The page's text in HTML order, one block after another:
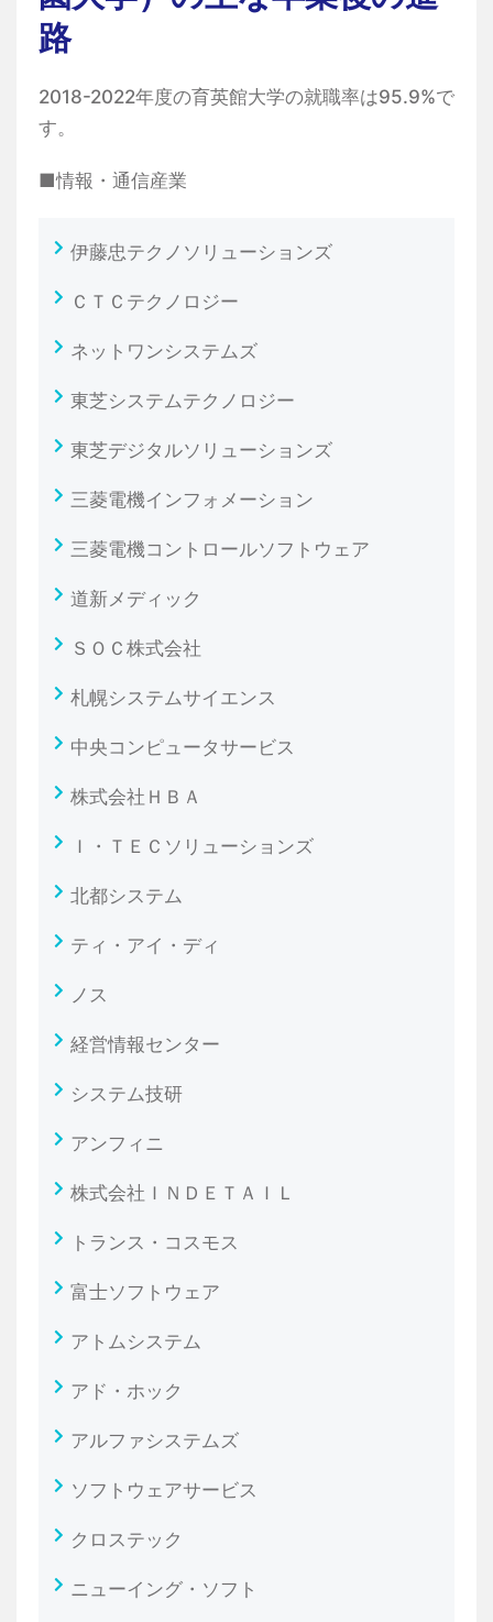
路
2018-2022年度の育英館大学の就職率は95.9%で
す。
■情報・通信産業
伊藤忠テクノソリューションズ
ＣＴＣテクノロジー
ネットワンシステムズ
東芝システムテクノロジー
東芝デジタルソリューションズ
三菱電機インフォメーション
三菱電機コントロールソフトウェア
道新メディック
ＳＯＣ株式会社
札幌システムサイエンス
中央コンピュータサービス
株式会社ＨＢＡ
Ｉ・ＴＥＣソリューションズ
北都システム
ティ・アイ・ディ
ノス
経営情報センター
システム技研
アンフィニ
株式会社ＩＮＤＥＴＡＩＬ
トランス・コスモス
富士ソフトウェア
アトムシステム
アド・ホック
アルファシステムズ
ソフトウェアサービス
クロステック
ニューイング・ソフト